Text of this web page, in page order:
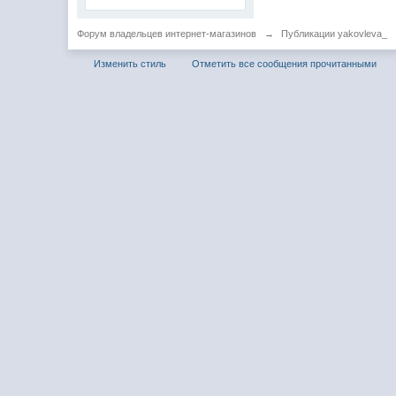
Форум владельцев интернет-магазинов → Публикации yakovleva_
Изменить стиль Отметить все сообщения прочитанными